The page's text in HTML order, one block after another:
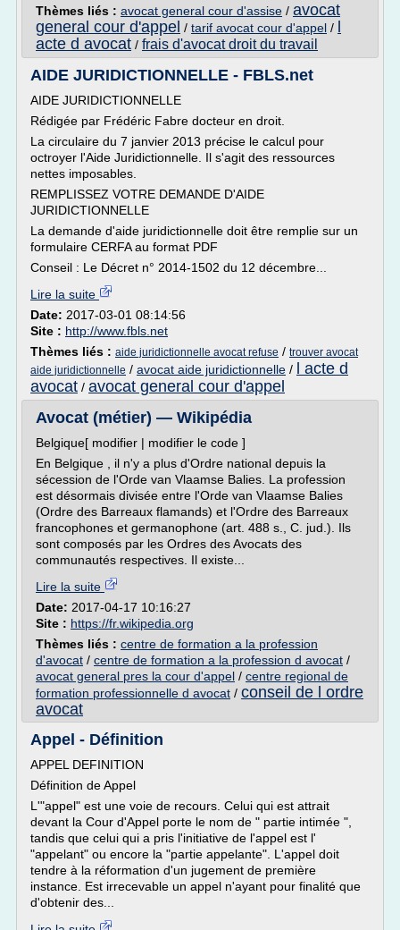
Thèmes liés : avocat general cour d'assise / avocat
general cour d'appel / tarif avocat cour d'appel /
acte d avocat / frais d'avocat droit du travail
AIDE JURIDICTIONNELLE - FBLS.net
AIDE JURIDICTIONNELLE
Rédigée par Frédéric Fabre docteur en droit.
La circulaire du 7 janvier 2013 précise le calcul pour
octroyer l'Aide Juridictionnelle. Il s'agit des ressources
nettes imposables.
REMPLISSEZ VOTRE DEMANDE D'AIDE
JURIDICTIONNELLE
La demande d'aide juridictionnelle doit être remplie sur un
formulaire CERFA au format PDF
Conseil : Le Décret n° 2014-1502 du 12 décembre...
Lire la suite
Date: 2017-03-01 08:14:56
Site : http://www.fbls.net
Thèmes liés : aide juridictionnelle avocat refuse / trouver avocat
aide juridictionnelle / avocat aide juridictionnelle /
l acte d
avocat / avocat general cour d'appel
Avocat (métier) — Wikipédia
Belgique[ modifier | modifier le code ]
En Belgique , il n'y a plus d'Ordre national depuis la
sécession de l'Orde van Vlaamse Balies. La profession
est désormais divisée entre l'Orde van Vlaamse Balies
(Ordre des Barreaux flamands) et l'Ordre des Barreaux
francophones et germanophone (art. 488 s., C. jud.). Ils
sont composés par les Ordres des Avocats des
communautés respectives. Il existe...
Lire la suite
Date: 2017-04-17 10:16:27
Site : https://fr.wikipedia.org
Thèmes liés : centre de formation a la profession
d'avocat / centre de formation a la profession d avocat /
avocat general pres la cour d'appel / centre regional de
formation professionnelle d avocat / conseil de l ordre
avocat
Appel - Définition
APPEL DEFINITION
Définition de Appel
L'"appel" est une voie de recours. Celui qui est attrait
devant la Cour d'Appel porte le nom de " partie intimée ",
tandis que celui qui a pris l'initiative de l'appel est l'
"appelant" ou encore la "partie appelante". L'appel doit
tendre à la réformation d'un jugement de première
instance. Est irrecevable un appel n'ayant pour finalité que
d'obtenir des...